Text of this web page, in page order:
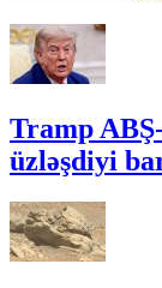
Tramp ABŞ-
üzləşdiyi